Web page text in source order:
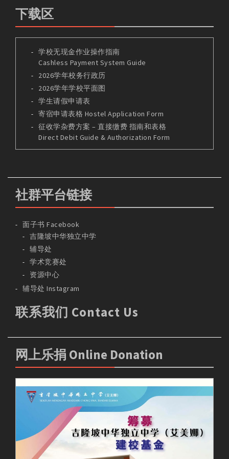
下载区
学校无现金作业操作指南
Cashless Payment System Guide
2026学年校务行政历
2026学年学校平面图
学生请假申请表
寄宿申请表格 Hostel Application Form
征收学杂费方案 – 直接缴费 指南和表格
Direct Debit Guide & Authorization Form
社群平台链接
面子书 Facebook
吉隆坡中华独立中学
辅导处
学术竞赛处
资源中心
辅导处 Instagram
联系我们 Contact Us
网上乐捐 Online Donation